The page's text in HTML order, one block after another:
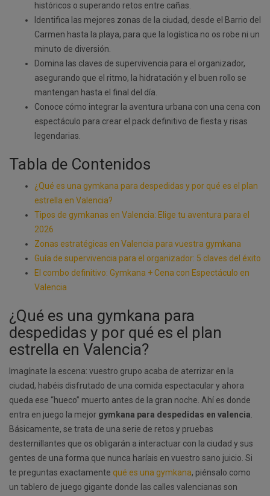
históricos o superando retos entre cañas.
Identifica las mejores zonas de la ciudad, desde el Barrio del
Carmen hasta la playa, para que la logística no os robe ni un
minuto de diversión.
Domina las claves de supervivencia para el organizador,
asegurando que el ritmo, la hidratación y el buen rollo se
mantengan hasta el final del día.
Conoce cómo integrar la aventura urbana con una cena con
espectáculo para crear el pack definitivo de fiesta y risas
legendarias.
Tabla de Contenidos
¿Qué es una gymkana para despedidas y por qué es el plan
estrella en Valencia?
Tipos de gymkanas en Valencia: Elige tu aventura para el
2026
Zonas estratégicas en Valencia para vuestra gymkana
Guía de supervivencia para el organizador: 5 claves del éxito
El combo definitivo: Gymkana + Cena con Espectáculo en
Valencia
¿Qué es una gymkana para
despedidas y por qué es el plan
estrella en Valencia?
Imagínate la escena: vuestro grupo acaba de aterrizar en la
ciudad, habéis disfrutado de una comida espectacular y ahora
queda ese “hueco” muerto antes de la gran noche. Ahí es donde
entra en juego la mejor gymkana para despedidas en valencia
Básicamente, se trata de una serie de retos y pruebas
desternillantes que os obligarán a interactuar con la ciudad y sus
gentes de una forma que nunca haríais en vuestro sano juicio. Si
te preguntas exactamente qué es una gymkana, piénsalo como
un tablero de juego gigante donde las calles valencianas son